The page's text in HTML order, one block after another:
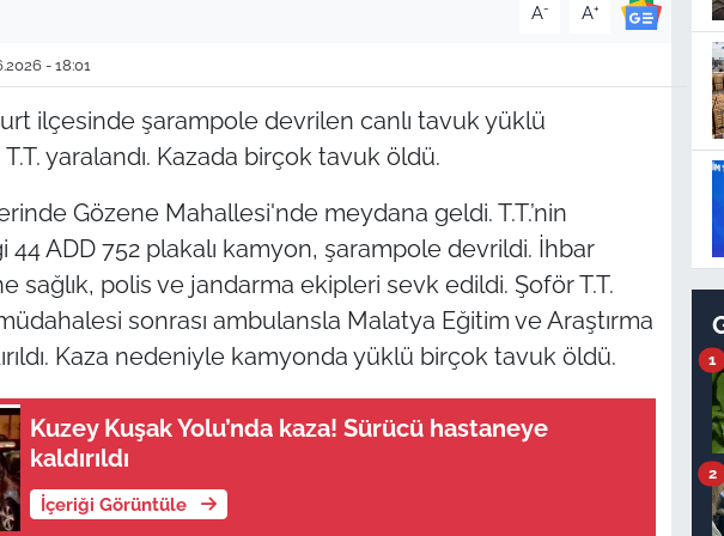
A- A+
- 18:01
ilçesinde şarampole devrilen canlı tavuk yüklü
yaralandı. Kazada birçok tavuk öldü.
Gözene Mahallesi'nde meydana geldi. T.T.’nin
ADD 752 plakalı kamyon, şarampole devrildi. İhbar
sağlık, polis ve jandarma ekipleri sevk edildi. Şoför T.T.
sonrası ambulansla Malatya Eğitim ve Araştırma
Kaza nedeniyle kamyonda yüklü birçok tavuk öldü.
Kuzey Kuşak Yolu’nda kaza! Sürücü hastaneye
kaldırıldı
İçeriği Görüntüle
1
2